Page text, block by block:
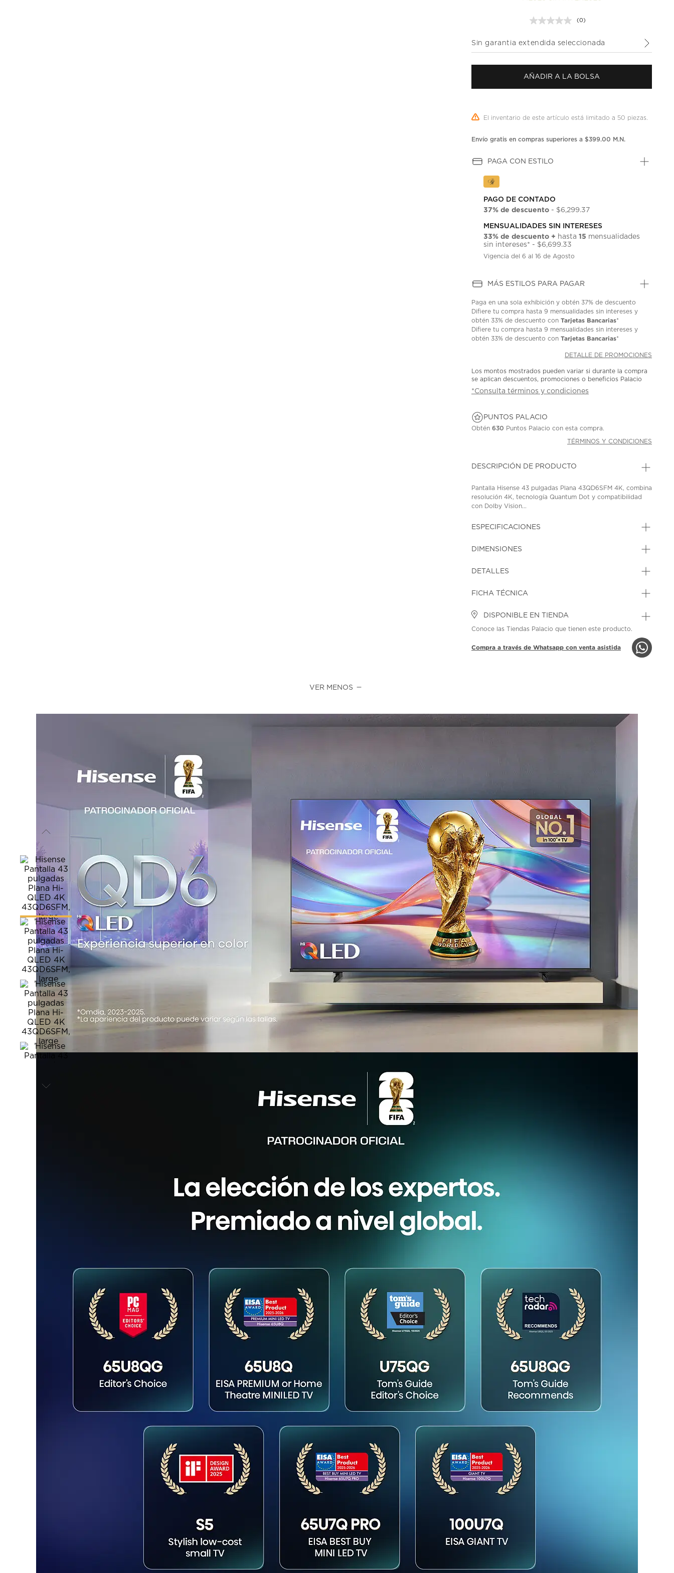
Sin
Enlace
misma
página.
(0)
Sin garantia extendida seleccionada
AÑADIR A LA BOLSA
El inventario de este artículo está limitado a 50 piezas.
Envío gratis en compras superiores a $399.00 M.N.
PAGA CON ESTILO
PAGO DE CONTADO
37% de descuento - $6,299.37
MENSUALIDADES SIN INTERESES
33% de descuento + hasta15 mensualidades
sin intereses* - $6,699.33
Vigencia del 6 al 16 de Agosto
MÁS ESTILOS PARA PAGAR
Paga en una sola exhibición y obtén 37% de descuento
Difiere tu compra hasta 9 mensualidades sin intereses y
obtén 33% de descuento conTarjetas Bancarias*
Difiere tu compra hasta 9 mensualidades sin intereses y
obtén 33% de descuento conTarjetas Bancarias*
DETALLE DE PROMOCIONES
Los montos mostrados pueden variar si durante la compra
se aplican descuentos, promociones o beneficios Palacio
*Consulta términos y condiciones
PUNTOS PALACIO
Obtén630 Puntos Palacio con esta compra.
TÉRMINOS Y CONDICIONES
DESCRIPCIÓN DE PRODUCTO
Pantalla Hisense 43 pulgadas Plana 43QD6SFM 4K, combina
resolución 4K, tecnología Quantum Dot y compatibilidad
con Dolby Vision...
ESPECIFICACIONES
DIMENSIONES
DETALLES
FICHA TÉCNICA
DISPONIBLE EN TIENDA
Conoce las Tiendas Palacio que tienen este producto.
Compra a través de Whatsapp con venta asistida
VER MENOS